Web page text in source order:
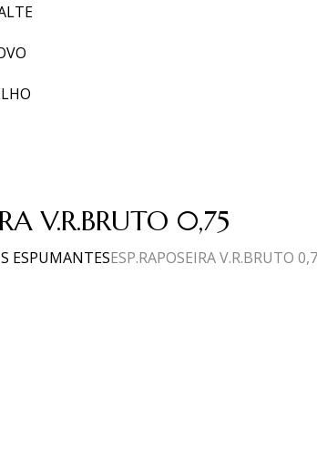
V.R.BRUTO 0,75
ESPUMANTESESP.RAPOSEIRA V.R.BRUTO